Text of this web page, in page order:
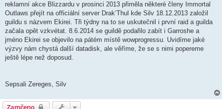
reklamní akce Blizzardu v prosinci 2013 přiměla některé členy Immortal
Outlaws přejít na officiální server Drak’Thul kde Silv 18.12.2013 založil
guildu s názvem Ekirei. Tři týdny na to se uskutečnil i první raid a guilda
začala opět vzkvétat. 8.6.2014 se guildě podařilo zabít i Garroshe a
jméno Ekirei se objevilo na pátém místě wowprogressu. Uvidíme jaké
výzvy nám chystá další datadisk, ale věříme, že se s nimi popereme
ještě lépe než doposud.
Sepsali Zereges, Silv
Zamčeno